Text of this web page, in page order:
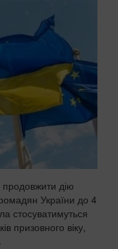
дію
України до 4
стосуватимуться
призовного віку,